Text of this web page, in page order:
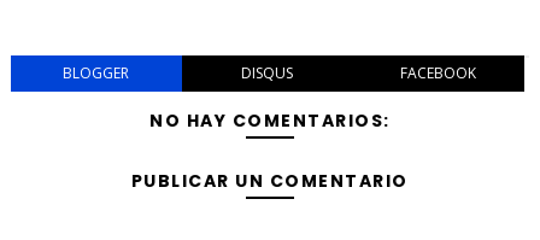
BLOGGER DISQUS FACEBOOK
NO HAY COMENTARIOS:
PUBLICAR UN COMENTARIO